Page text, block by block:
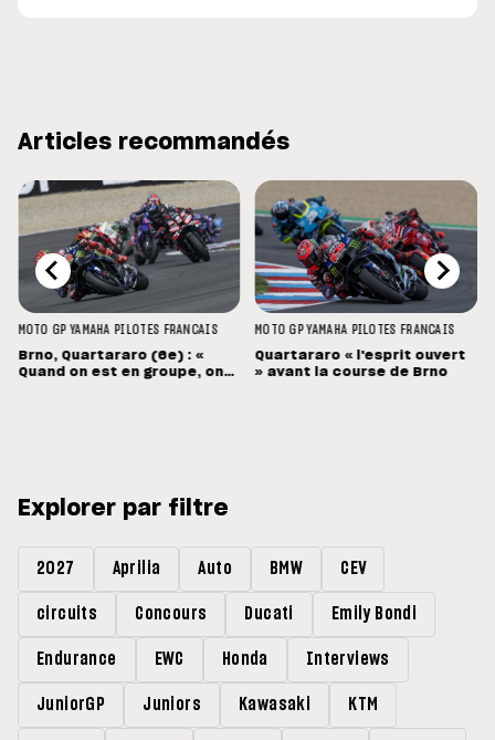
Articles recommandés
MOTO GP YAMAHA PILOTES FRANCAIS
Brno, Quartararo (6e) : «
Quand on est en groupe, on
MOTO GP YAMAHA PILOTES FRANCAIS
Quartararo « l'esprit ouvert
» avant la course de Brno
Explorer par filtre
2027 Aprilia Auto BMW CEV
circuits Concours Ducati Emily Bondi
Endurance EWC Honda Interviews
JuniorGP Juniors Kawasaki KTM